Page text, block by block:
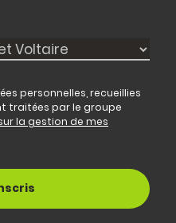
personnelles, recueillies
traitées par le groupe
la gestion de mes